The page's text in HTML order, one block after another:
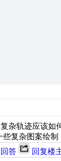
杂轨迹应该
复杂图案绘
答 回复楼